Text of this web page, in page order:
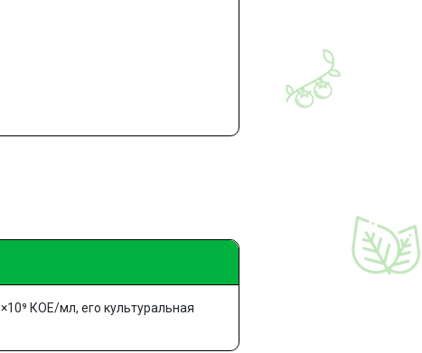
КОЕ/мл, его культуральная